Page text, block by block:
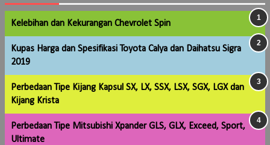
Kelebihan dan Kekurangan Chevrolet Spin
Kupas Harga dan Spesifikasi Toyota Calya dan Daihatsu Sigra
2019
Perbedaan Tipe Kijang Kapsul SX, LX, SSX, LSX, SGX, LGX dan
Kijang Krista
Perbedaan Tipe Mitsubishi Xpander GLS, GLX, Exceed, Sport,
Ultimate